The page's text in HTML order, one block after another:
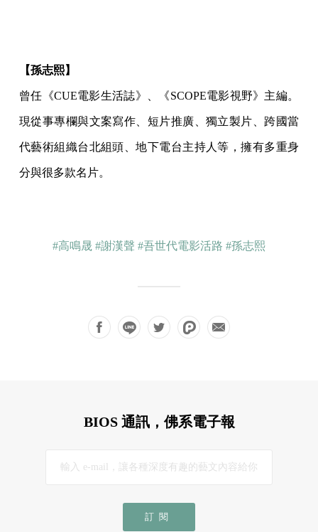
【孫志熙】
曾任《CUE電影生活誌》、《SCOPE電影視野》主編。
現從事專欄與文案寫作、短片推廣、獨立製片、跨國當
代藝術組織台北組頭、地下電台主持人等，擁有多重身
分與很多款名片。
#高鳴晟 #謝漢聲 #吾世代電影活路 #孫志熙
BIOS 通訊，佛系電子報
訂閱